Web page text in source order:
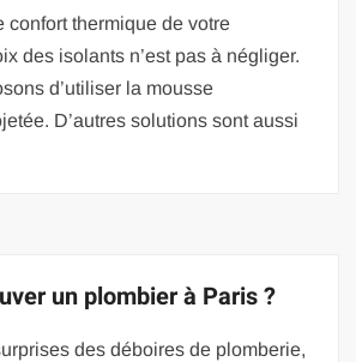
confort thermique de votre
des isolants n’est pas à négliger.
d’utiliser la mousse
D’autres solutions sont aussi
un plombier à Paris ?
des déboires de plomberie,